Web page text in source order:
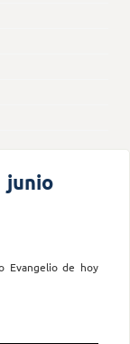
junio
Evangelio de hoy